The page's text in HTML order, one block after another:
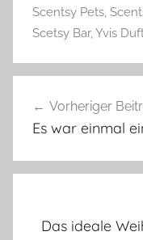
Scentsy Pets,
Scetsy Bar,Yvis
Vorheriger
Es war einmal
Das ideale